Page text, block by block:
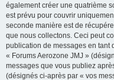
également créer une quatrième
est prévu pour couvrir
seconde manière est de
que nous collectons. Ceci peut
publication de messages en tant
« Forums Aerozone JMJ »
messages que vous publiez
(désignés ci-après par « vos